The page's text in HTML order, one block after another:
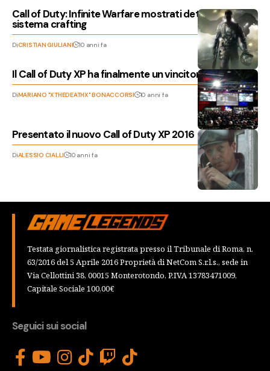
Call of Duty: Infinite Warfare mostrati dettagli sul
sistema crafting
DiCRISTIAN GIULIANI 10 anni fa
Il Call of Duty XP ha finalmente un vincitore!
DiMARIANO "XTHEDEATHX" BONACCORSI 10 anni fa
Presentato il nuovo Call of Duty XP 2016
DiALESSIO CIALLI 10 anni fa
Testata giornalistica registrata presso il Tribunale di Roma, n.
63/2016 del 5 Aprile 2016 Proprietà di NetCom S.r.l.s., sede in
Via Cellottini 38, 00015 Monterotondo, P.IVA 13783471009,
Capitale Sociale 100,00€
Seguici sui social